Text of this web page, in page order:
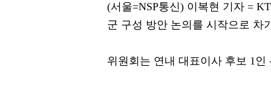
(서울=NSP통신) 이복현 기자 =
군 구성 방안 논의를 시작으로 차
위원회는 연내 대표이사 후보 1